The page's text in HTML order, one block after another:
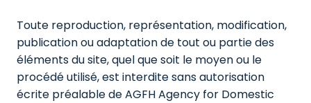
Toute reproduction, représentation, modification,
publication ou adaptation de tout ou partie des
éléments du site, quel que soit le moyen ou le
procédé utilisé, est interdite sans autorisation
écrite préalable de AGFH Agency for Domestic